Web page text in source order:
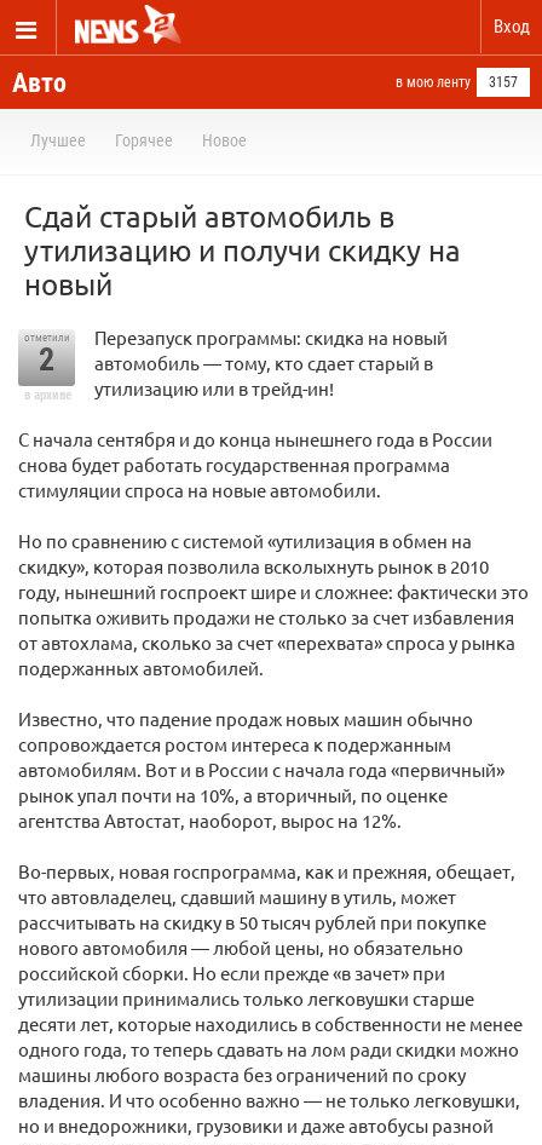
Вход
Авто в мою ленту 3157
Лучшее Горячее Новое
Сдай старый автомобиль в
утилизацию и получи скидку на
новый
отметили
2
в архиве
Перезапуск программы: скидка на новый
автомобиль — тому, кто сдает старый в
утилизацию или в трейд-ин!
С начала сентября и до конца нынешнего года в России
снова будет работать государственная программа
стимуляции спроса на новые автомобили.
Но по сравнению с системой «утилизация в обмен на
скидку», которая позволила всколыхнуть рынок в 2010
году, нынешний госпроект шире и сложнее: фактически это
попытка оживить продажи не столько за счет избавления
от автохлама, сколько за счет «перехвата» спроса у рынка
подержанных автомобилей.
Известно, что падение продаж новых машин обычно
сопровождается ростом интереса к подержанным
автомобилям. Вот и в России с начала года «первичный»
рынок упал почти на 10%, а вторичный, по оценке
агентства Автостат, наоборот, вырос на 12%.
Во-первых, новая госпрограмма, как и прежняя, обещает,
что автовладелец, сдавший машину в утиль, может
рассчитывать на скидку в 50 тысяч рублей при покупке
нового автомобиля — любой цены, но обязательно
российской сборки. Но если прежде «в зачет» при
утилизации принимались только легковушки старше
десяти лет, которые находились в собственности не менее
одного года, то теперь сдавать на лом ради скидки можно
машины любого возраста без ограничений по сроку
владения. И что особенно важно — не только легковушки,
но и внедорожники, грузовики и даже автобусы разной